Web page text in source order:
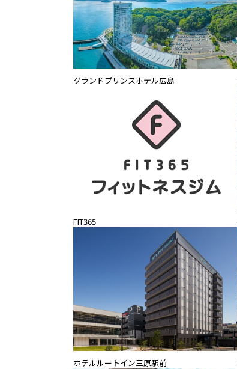
グランドプリンスホテル広島
FIT365
ホテルルートイン三原駅前